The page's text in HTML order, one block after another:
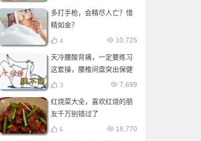
多打手枪，会精尽人亡？惜
精如金？
10,725
4
天冷腰酸背痛，一定要练习
这套操，腰椎间盘突出保健
操，全套收好！每天十分钟
7,699
3
红烧菜大全，喜欢红烧的朋
友千万别错过了
18,770
6